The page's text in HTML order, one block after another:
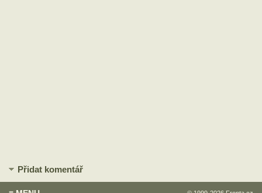
Přidat komentář